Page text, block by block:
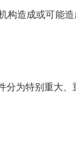
造成或可能造
特别重大、